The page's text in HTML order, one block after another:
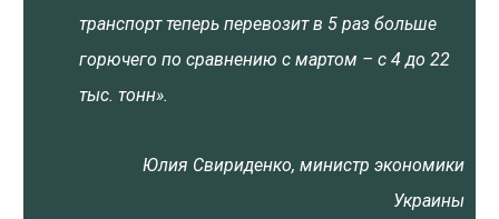
транспорт теперь перевозит в 5 раз больше
горючего по сравнению с мартом – с 4 до 22
тыс. тонн».
Юлия Свириденко, министр экономики
Украины